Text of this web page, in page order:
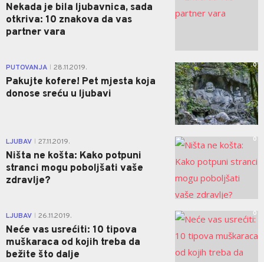
Nekada je bila ljubavnica, sada
otkriva: 10 znakova da vas
partner vara
PUTOVANJA 28.11.2019.
Pakujte kofere! Pet mjesta koja
donose sreću u ljubavi
0
LJUBAV 27.11.2019.
Ništa ne košta: Kako potpuni
stranci mogu poboljšati vaše
zdravlje?
0
LJUBAV 26.11.2019.
Neće vas usrećiti: 10 tipova
muškaraca od kojih treba da
bežite što dalje
0